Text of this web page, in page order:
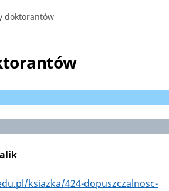
doktorantów
ksiazka/424-dopuszczalnosc-